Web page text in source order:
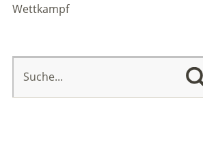
Wettkampf